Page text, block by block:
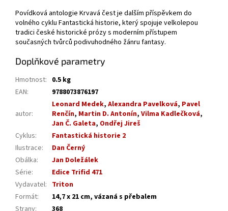
Povídková antologie Krvavá čest je dalším příspěvkem do
volného cyklu Fantastická historie, který spojuje velkolepou
tradici české historické prózy s moderním přístupem
současných tvůrců podivuhodného žánru fantasy.
Doplňkové parametry
Hmotnost: 0.5 kg
EAN: 9788073876197
autor:
Leonard Medek, Alexandra Pavelková, Pavel
Renčín, Martin D. Antonín, Vilma Kadlečková,
Jan Č. Galeta, Ondřej Jireš
Cyklus:
Fantastická historie 2
Ilustrace:
Dan Černý
Obálka:
Jan Doležálek
Série:
Edice Trifid 471
Vydavatel: Triton
Formát:
14,7 x 21 cm, vázaná s přebalem